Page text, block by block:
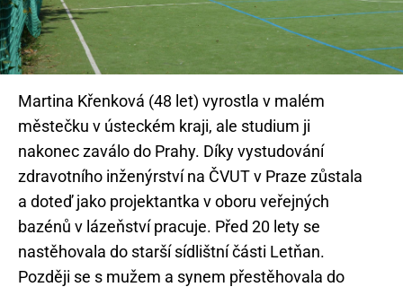
Martina Křenková (48 let) vyrostla v malém
městečku v ústeckém kraji, ale studium ji
nakonec zaválo do Prahy. Díky vystudování
zdravotního inženýrství na ČVUT v Praze zůstala
a doteď jako projektantka v oboru veřejných
bazénů v lázeňství pracuje. Před 20 lety se
nastěhovala do starší sídlištní části Letňan.
Později se s mužem a synem přestěhovala do